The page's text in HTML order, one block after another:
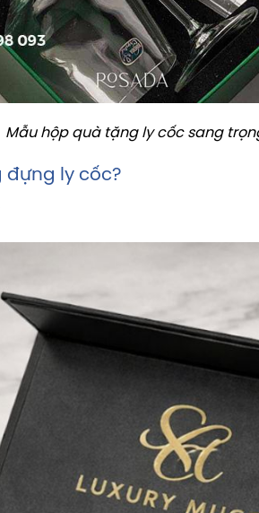
Mẫu hộp quà tặng ly cốc sang
đựng ly cốc?